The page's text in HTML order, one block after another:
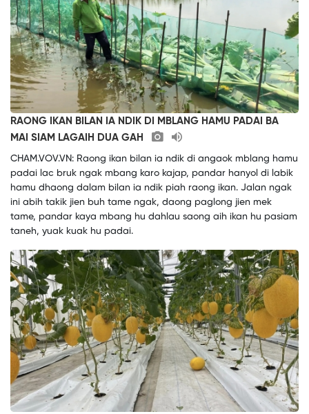
RAONG IKAN BILAN IA NDIK DI MBLANG HAMU PADAI BA
MAI SIAM LAGAIH DUA GAH
CHAM.VOV.VN: Raong ikan bilan ia ndik di angaok mblang hamu
padai lac bruk ngak mbang karo kajap, pandar hanyol di labik
hamu dhaong dalam bilan ia ndik piah raong ikan. Jalan ngak
ini abih takik jien buh tame ngak, daong paglong jien mek
tame, pandar kaya mbang hu dahlau saong aih ikan hu pasiam
taneh, yuak kuak hu padai.